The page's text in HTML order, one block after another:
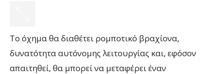
Το όχημα θα διαθέτει ρομποτικό βραχίονα,
δυνατότητα αυτόνομης λειτουργίας και, εφόσον
απαιτηθεί, θα μπορεί να μεταφέρει έναν